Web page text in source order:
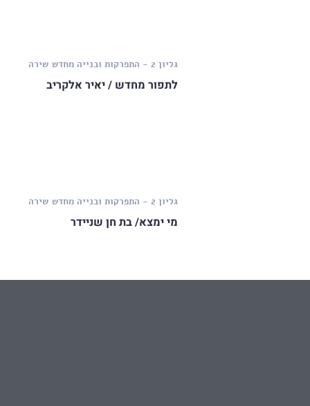
גליון 2 - התפרקות ובנייה מחדש שירה
לתפור מחדש / יאיר אלקריב
גליון 2 - התפרקות ובנייה מחדש שירה
מי ימצא/ בת חן שניידר